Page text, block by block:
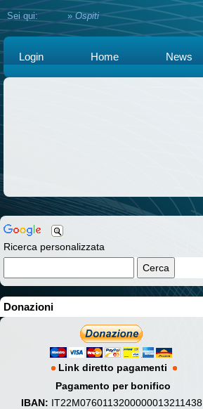
Sei qui:Home »Ospiti
Login Home News
Ricerca personalizzata
Donazioni
Link diretto pagamenti
Pagamento per bonifico
IBAN: IT22M0760113200000013211438